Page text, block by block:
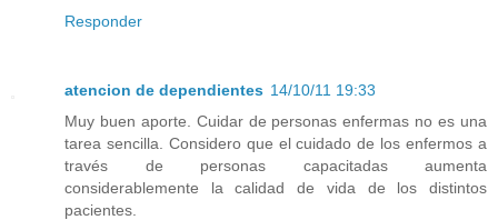
Responder
atencion de dependientes 14/10/11 19:33
Muy buen aporte. Cuidar de personas enfermas no es una
tarea sencilla. Considero que el cuidado de los enfermos a
través de personas capacitadas aumenta
considerablemente la calidad de vida de los distintos
pacientes.